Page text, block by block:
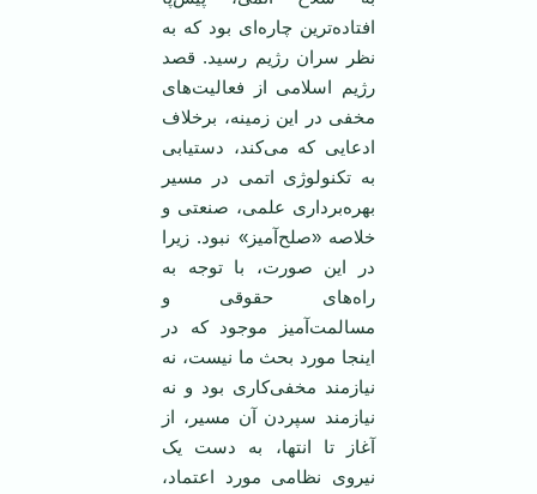
افتاده‌ترین چاره‌ای بود که به
نظر سران رژیم رسید. قصد
رژیم اسلامی از فعالیت‌های
مخفی در این زمینه، برخلاف
ادعایی که می‌کند، دستیابی
به تکنولوژی اتمی در مسیر
بهره‌برداری علمی، صنعتی و
خلاصه «صلح‌آمیز» نبود. زیرا
در این صورت، با توجه به
راه‌های حقوقی و
مسالمت‌آمیز موجود که در
اینجا مورد بحث ما نیست، نه
نیازمند مخفی‌کاری بود و نه
نیازمند سپردن آن مسیر، از
آغاز تا انتها، به دست یک
نیروی نظامی مورد اعتماد،